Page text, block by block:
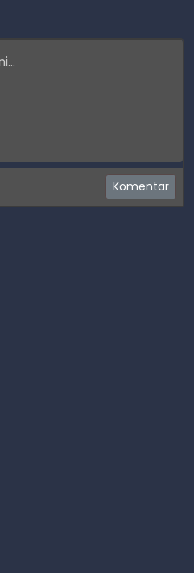
Komentar